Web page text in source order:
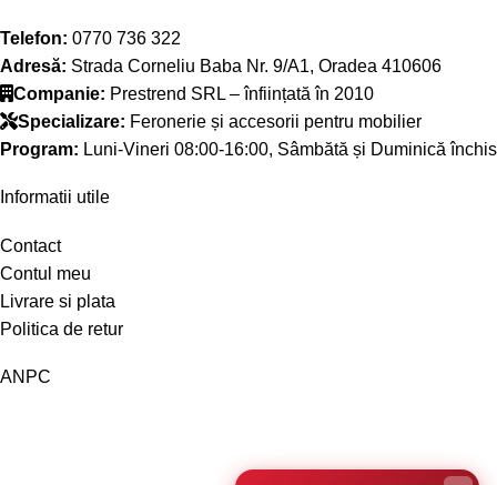
Telefon: 0770 736 322
Adresă: Strada Corneliu Baba Nr. 9/A1, Oradea 410606
Companie: Prestrend SRL – înființată în 2010
Specializare: Feronerie și accesorii pentru mobilier
Program: Luni-Vineri 08:00-16:00, Sâmbătă și Duminică închis
Informatii utile
Contact
Contul meu
Livrare si plata
Politica de retur
ANPC